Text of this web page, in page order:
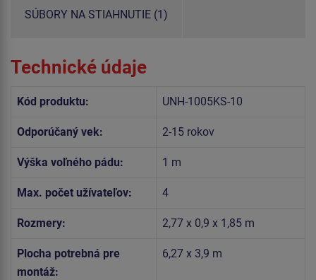
SÚBORY NA STIAHNUTIE (1)
Technické údaje
Kód produktu: UNH-1005KS-10
Odporúčaný vek: 2-15 rokov
Výška voľného pádu: 1 m
Max. počet užívateľov: 4
Rozmery: 2,77 x 0,9 x 1,85 m
Plocha potrebná pre
montáž:
6,27 x 3,9 m